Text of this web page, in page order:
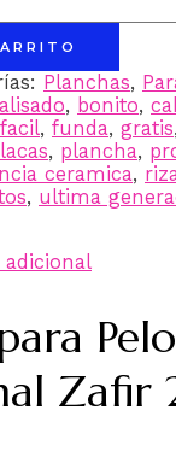
Planchas,
alisado, bonito,
facil, funda, gratis,
, plancha,
ceramica,
, ultima
adicional
Pelo
Zafir